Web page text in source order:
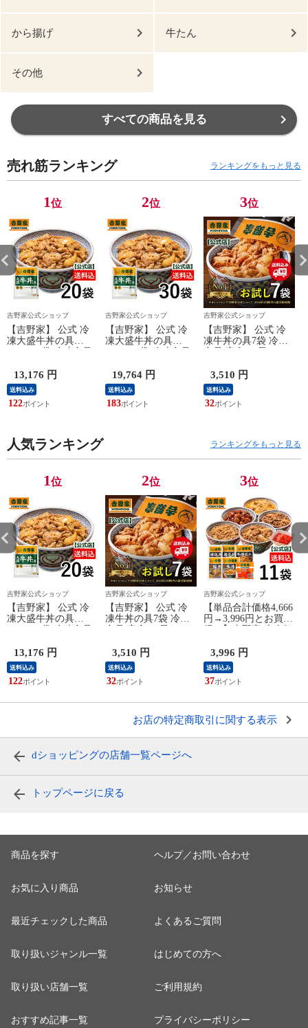
から揚げ 牛たん
その他
すべての商品を見る
売れ筋ランキング ランキングをもっと見る
1位
吉野家公式ショップ
【吉野家】 公式 冷
凍大盛牛丼の具
フト・仕送りにも！
送料込み
13,176 円
送料込み
122
2位
吉野家公式ショップ
【吉野家】 公式 冷
凍大盛牛丼の具
フト・仕送りにも！
送料込み
19,764 円
送料込み
183
3位
吉野家公式ショップ
【吉野家】 公式 冷
凍牛丼の具7袋 冷凍
も！ 送料込み
3,510 円
送料込み
32
人気ランキング ランキングをもっと見る
1位
吉野家公式ショップ
【吉野家】 公式 冷
凍大盛牛丼の具
フト・仕送りにも！
送料込み
13,176 円
送料込み
122
2位
吉野家公式ショップ
【吉野家】 公式 冷
凍牛丼の具7袋 冷凍
も！ 送料込み
3,510 円
送料込み
32
3位
吉野家公式ショップ
【単品合計価格4,666
円→3,996円とお買
2袋・豚丼2袋・牛焼
肉丼2袋 ・焼鶏丼2
袋・親子丼2袋・紅生
姜1袋）福袋 冷凍食
も！
3,996 円
送料込み
37
お店の特定商取引に関する表示
dショッピングの店舗一覧ページへ
トップページに戻る
商品を探す
お気に入り商品
最近チェックした商品
取り扱いジャンル一覧
取り扱い店舗一覧
おすすめ記事一覧
ヘルプ／お問い合わせ
お知らせ
よくあるご質問
はじめての方へ
ご利用規約
プライバシーポリシー